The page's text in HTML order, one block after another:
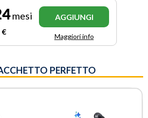
mesi
€
AGGIUNGI
Maggiori info
PERFETTO